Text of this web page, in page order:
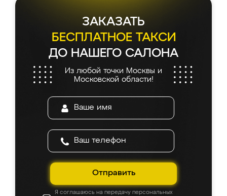
ЗАКАЗАТЬ
БЕСПЛАТНОЕ ТАКСИ
ДО НАШЕГО САЛОНА
Из любой точки Москвы и
Московской области!
Отправить
Я соглашаюсь на передачу персональных